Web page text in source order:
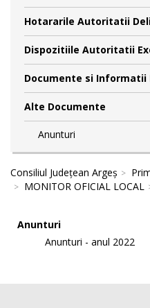
Hotararile Autoritatii
Dispozitiile Autoritatii
Documente si Informatii
Alte Documente
Anunturi
Consiliul Județean Argeș
MONITOR OFICIAL LOCAL
Anunturi
Anunturi - anul 2022